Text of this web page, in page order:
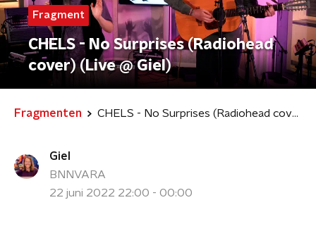
Fragment
CHELS - No Surprises (Radiohead
cover) (Live @ Giel)
Fragmenten CHELS - No Surprises (Radiohead cover) (Live @ Giel)
Giel
BNNVARA
22 juni 2022 22:00 - 00:00